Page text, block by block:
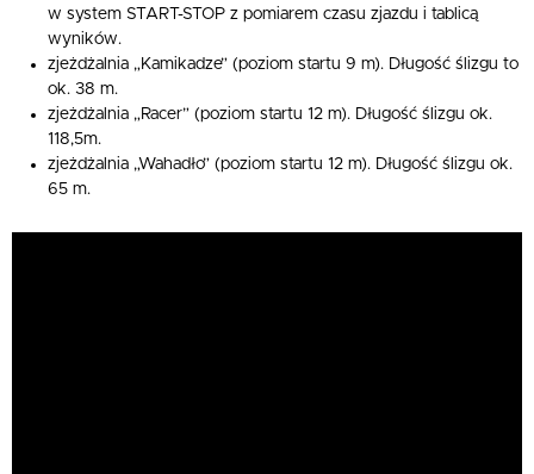
w system START-STOP z pomiarem czasu zjazdu i tablicą
wyników.
zjeżdżalnia „Kamikadze” (poziom startu 9 m). Długość ślizgu to
ok. 38 m.
zjeżdżalnia „Racer” (poziom startu 12 m). Długość ślizgu ok.
118,5m.
zjeżdżalnia „Wahadło” (poziom startu 12 m). Długość ślizgu ok.
65 m.